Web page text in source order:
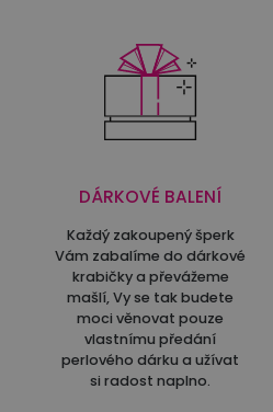
DÁRKOVÉ BALENÍ
Každý zakoupený šperk
Vám zabalíme do dárkové
krabičky a převážeme
mašlí, Vy se tak budete
moci věnovat pouze
vlastnímu předání
perlového dárku a užívat
si radost naplno.